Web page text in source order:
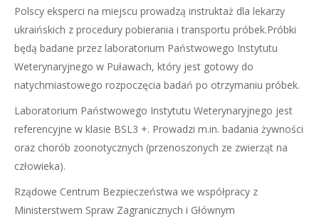
Polscy eksperci na miejscu prowadzą instruktaż dla lekarzy
ukraińskich z procedury pobierania i transportu próbek.Próbki
będą badane przez laboratorium Państwowego Instytutu
Weterynaryjnego w Puławach, który jest gotowy do
natychmiastowego rozpoczęcia badań po otrzymaniu próbek.
Laboratorium Państwowego Instytutu Weterynaryjnego jest
referencyjne w klasie BSL3 +. Prowadzi m.in. badania żywności
oraz chorób zoonotycznych (przenoszonych ze zwierząt na
człowieka).
Rządowe Centrum Bezpieczeństwa we współpracy z
Ministerstwem Spraw Zagranicznych i Głównym